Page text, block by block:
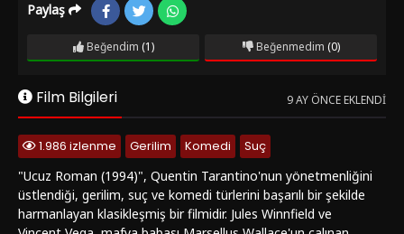
Paylaş
Beğendim (1) Beğenmedim (0)
Film Bilgileri 9 AY ÖNCE EKLENDI
1.986 izlenme Gerilim Komedi
Suç
"Ucuz Roman (1994)", Quentin Tarantino'nun yönetmenliğini
üstlendiği, gerilim, suç ve komedi türlerini başarılı bir şekilde
harmanlayan klasikleşmiş bir filmidir. Jules Winnfield ve